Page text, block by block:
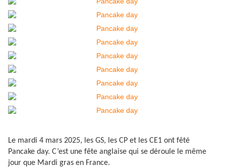
Le mardi 4 mars 2025, les GS, les CP et les CE1 ont fêté
Pancake day. C’est une fête anglaise qui se déroule le même
jour que Mardi gras en France.